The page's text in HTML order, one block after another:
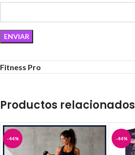
Fitness Pro
Productos relacionados
-44% -44%